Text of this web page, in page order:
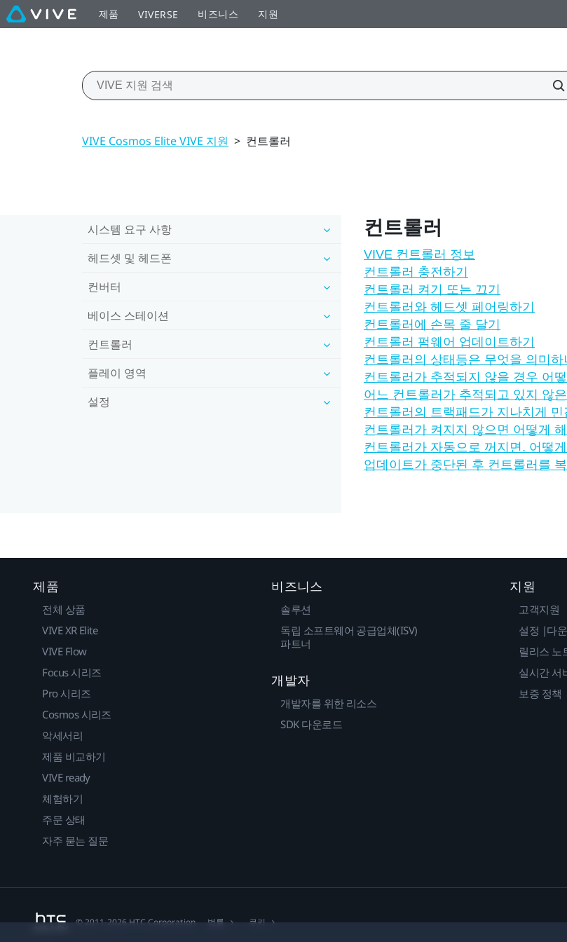
제품 VIVERSE 비즈니스 지원
VIVE Cosmos Elite VIVE 지원 > 컨트롤러
시스템 요구 사항
헤드셋 및 헤드폰
컨버터
베이스 스테이션
컨트롤러
플레이 영역
설정
컨트롤러
VIVE 컨트롤러 정보
컨트롤러 충전하기
컨트롤러 켜기 또는 끄기
컨트롤러와 헤드셋 페어링하기
컨트롤러에 손목 줄 달기
컨트롤러 펌웨어 업데이트하기
컨트롤러의 상태등은 무엇을 의미하
컨트롤러가 추적되지 않을 경우 어
어느 컨트롤러가 추적되고 있지 않
컨트롤러의 트랙패드가 지나치게
컨트롤러가 켜지지 않으면 어떻게
컨트롤러가 자동으로 꺼지면. 어떻
업데이트가 중단된 후 컨트롤러를
제품
전체 상품
VIVE XR Elite
VIVE Flow
Focus 시리즈
Pro 시리즈
Cosmos 시리즈
악세서리
제품 비교하기
VIVE ready
체험하기
주문 상태
자주 묻는 질문
비즈니스
솔루션
독립 소프트웨어 공급업체(ISV)
파트너
개발자
개발자를 위한 리소스
SDK 다운로드
지원
고객지원
설정 |다
릴리스 노
실시간 서
보증 정책
© 2011-2026 HTC Corporation 법률 쿠키